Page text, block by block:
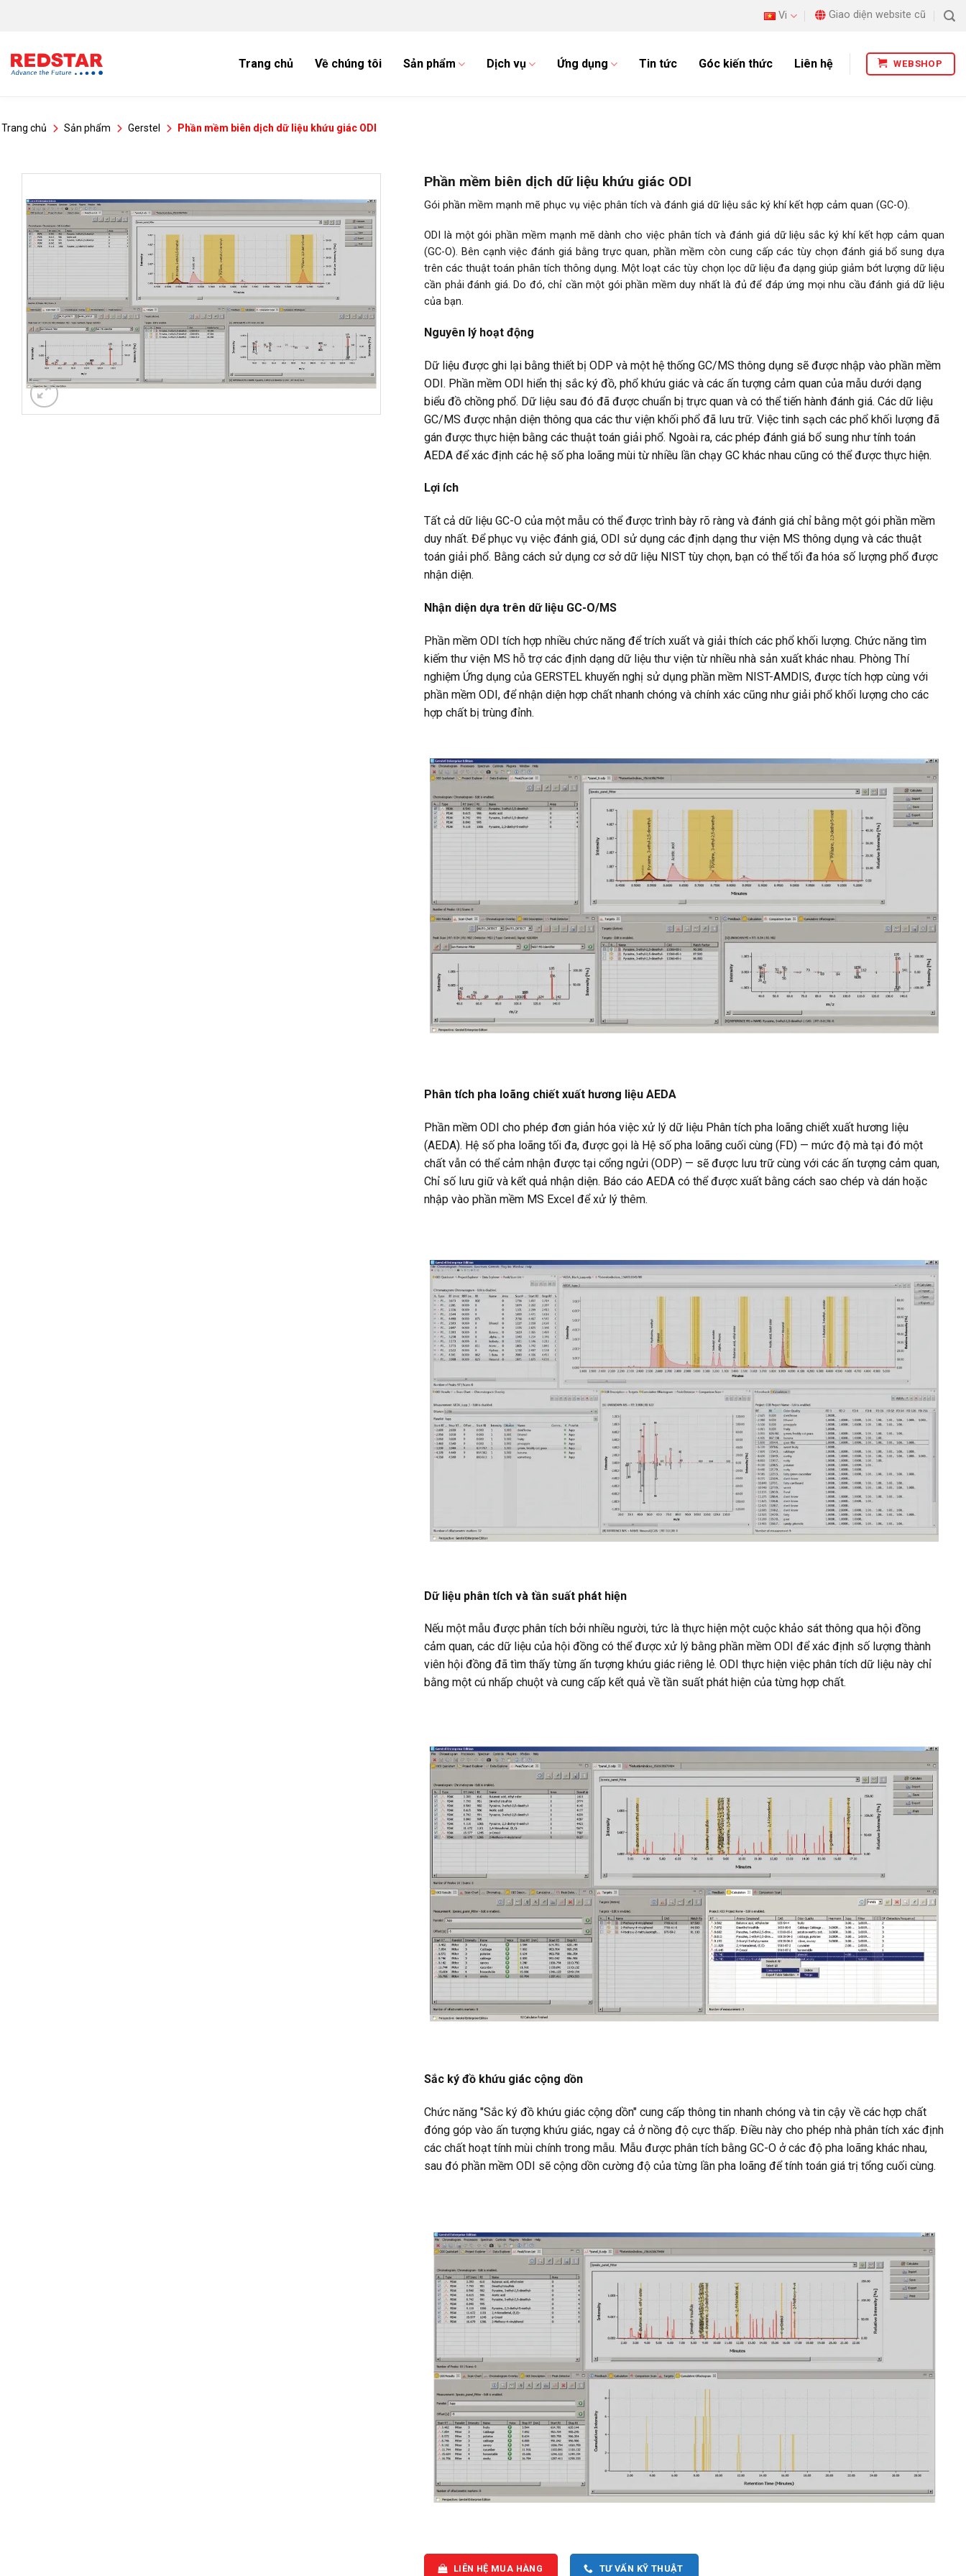
dung
Vi Giao diện website cũ
Trang chủ Về chúng tôi Sản phẩm Dịch vụ Ứng dụng Tin tức Góc kiến thức Liên hệ WEBSHOP
Trang chủ Sản phẩm Gerstel Phần mềm biên dịch dữ liệu khứu giác ODI
Phần mềm biên dịch dữ liệu khứu giác ODI
Gói phần mềm mạnh mẽ phục vụ việc phân tích và đánh giá dữ liệu sắc ký khí kết hợp cảm quan (GC-O).
ODI là một gói phần mềm mạnh mẽ dành cho việc phân tích và đánh giá dữ liệu sắc ký khí kết hợp cảm quan
(GC-O). Bên cạnh việc đánh giá bằng trực quan, phần mềm còn cung cấp các tùy chọn đánh giá bổ sung dựa
trên các thuật toán phân tích thông dụng. Một loạt các tùy chọn lọc dữ liệu đa dạng giúp giảm bớt lượng dữ liệu
cần phải đánh giá. Do đó, chỉ cần một gói phần mềm duy nhất là đủ để đáp ứng mọi nhu cầu đánh giá dữ liệu
của bạn.
Nguyên lý hoạt động
Dữ liệu được ghi lại bằng thiết bị ODP và một hệ thống GC/MS thông dụng sẽ được nhập vào phần mềm
ODI. Phần mềm ODI hiển thị sắc ký đồ, phổ khứu giác và các ấn tượng cảm quan của mẫu dưới dạng
biểu đồ chồng phổ. Dữ liệu sau đó đã được chuẩn bị trực quan và có thể tiến hành đánh giá. Các dữ liệu
GC/MS được nhận diện thông qua các thư viện khối phổ đã lưu trữ. Việc tinh sạch các phổ khối lượng đã
gán được thực hiện bằng các thuật toán giải phổ. Ngoài ra, các phép đánh giá bổ sung như tính toán
AEDA để xác định các hệ số pha loãng mùi từ nhiều lần chạy GC khác nhau cũng có thể được thực hiện.
Lợi ích
Tất cả dữ liệu GC-O của một mẫu có thể được trình bày rõ ràng và đánh giá chỉ bằng một gói phần mềm
duy nhất. Để phục vụ việc đánh giá, ODI sử dụng các định dạng thư viện MS thông dụng và các thuật
toán giải phổ. Bằng cách sử dụng cơ sở dữ liệu NIST tùy chọn, bạn có thể tối đa hóa số lượng phổ được
nhận diện.
Nhận diện dựa trên dữ liệu GC-O/MS
Phần mềm ODI tích hợp nhiều chức năng để trích xuất và giải thích các phổ khối lượng. Chức năng tìm
kiếm thư viện MS hỗ trợ các định dạng dữ liệu thư viện từ nhiều nhà sản xuất khác nhau. Phòng Thí
nghiệm Ứng dụng của GERSTEL khuyến nghị sử dụng phần mềm NIST-AMDIS, được tích hợp cùng với
phần mềm ODI, để nhận diện hợp chất nhanh chóng và chính xác cũng như giải phổ khối lượng cho các
hợp chất bị trùng đỉnh.
Phân tích pha loãng chiết xuất hương liệu AEDA
Phần mềm ODI cho phép đơn giản hóa việc xử lý dữ liệu Phân tích pha loãng chiết xuất hương liệu
(AEDA). Hệ số pha loãng tối đa, được gọi là Hệ số pha loãng cuối cùng (FD) — mức độ mà tại đó một
chất vẫn có thể cảm nhận được tại cổng ngửi (ODP) — sẽ được lưu trữ cùng với các ấn tượng cảm quan,
Chỉ số lưu giữ và kết quả nhận diện. Báo cáo AEDA có thể được xuất bằng cách sao chép và dán hoặc
nhập vào phần mềm MS Excel để xử lý thêm.
Dữ liệu phân tích và tần suất phát hiện
Nếu một mẫu được phân tích bởi nhiều người, tức là thực hiện một cuộc khảo sát thông qua hội đồng
cảm quan, các dữ liệu của hội đồng có thể được xử lý bằng phần mềm ODI để xác định số lượng thành
viên hội đồng đã tìm thấy từng ấn tượng khứu giác riêng lẻ. ODI thực hiện việc phân tích dữ liệu này chỉ
bằng một cú nhấp chuột và cung cấp kết quả về tần suất phát hiện của từng hợp chất.
Sắc ký đồ khứu giác cộng dồn
Chức năng "Sắc ký đồ khứu giác cộng dồn" cung cấp thông tin nhanh chóng và tin cậy về các hợp chất
đóng góp vào ấn tượng khứu giác, ngay cả ở nồng độ cực thấp. Điều này cho phép nhà phân tích xác định
các chất hoạt tính mùi chính trong mẫu. Mẫu được phân tích bằng GC-O ở các độ pha loãng khác nhau,
sau đó phần mềm ODI sẽ cộng dồn cường độ của từng lần pha loãng để tính toán giá trị tổng cuối cùng.
LIÊN HỆ MUA HÀNG TƯ VẤN KỸ THUẬT